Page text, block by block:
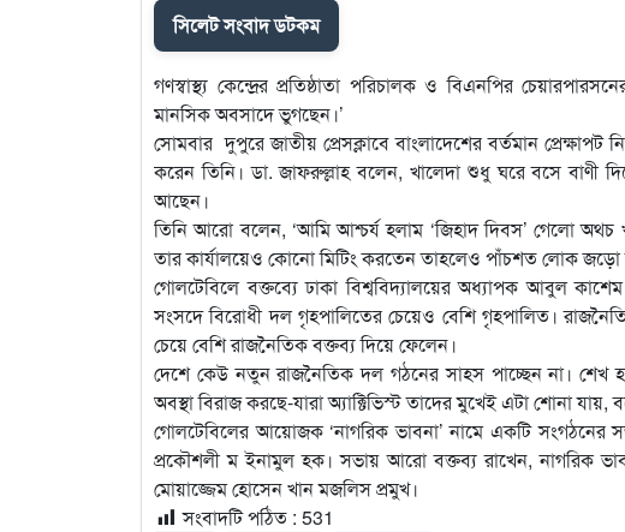
সিলেট সংবাদ ডটকম
গণস্বাস্থ্য কেন্দ্রের প্রতিষ্ঠাতা পরিচালক ও বিএনপির
মানসিক অবসাদে ভুগছেন।’
সোমবার দুপুরে জাতীয় প্রেসক্লাবে বাংলাদেশের বর্তমান
করেন তিনি। ডা. জাফরুল্লাহ বলেন, খালেদা শুধু ঘরে বসে বাণী
আছেন।
তিনি আরো বলেন, ‘আমি আশ্চর্য হলাম ‘জিহাদ দিবস’ গেলো অথচ
তার কার্যালয়েও কোনো মিটিং করতেন তাহলেও পাঁচশত লোক জড়ো
গোলটেবিলে বক্তব্যে ঢাকা বিশ্ববিদ্যালয়ের অধ্যাপক আবুল
সংসদে বিরোধী দল গৃহপালিতের চেয়েও বেশি গৃহপালিত।
চেয়ে বেশি রাজনৈতিক বক্তব্য দিয়ে ফেলেন।
দেশে কেউ নতুন রাজনৈতিক দল গঠনের সাহস পাচ্ছেন না। শেখ
অবস্থা বিরাজ করছে-যারা অ্যাক্টিভিস্ট তাদের মুখেই এটা শোনা
গোলটেবিলের আয়োজক ‘নাগরিক ভাবনা’ নামে একটি সংগঠনের
প্রকৌশলী ম ইনামুল হক। সভায় আরো বক্তব্য রাখেন, নাগরিক
মোয়াজ্জেম হোসেন খান মজলিস প্রমুখ।
সংবাদটি পঠিত : 531